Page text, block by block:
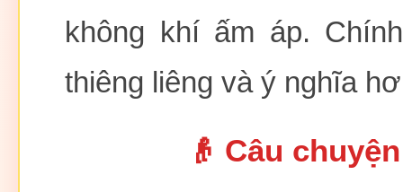
không khí ấm áp.
thiêng liêng và ý nghĩa
👴 Câu